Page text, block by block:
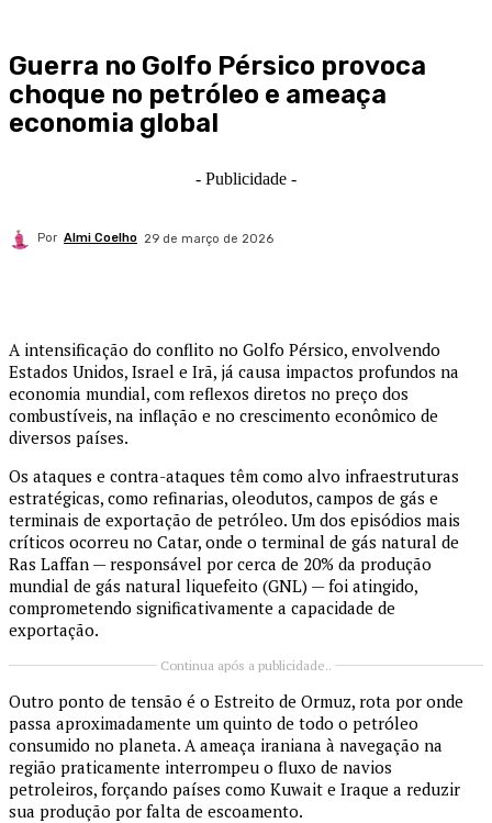
Guerra no Golfo Pérsico provoca
choque no petróleo e ameaça
economia global
- Publicidade -
Por Almi Coelho 29 de março de 2026
A intensificação do conflito no Golfo Pérsico, envolvendo
Estados Unidos, Israel e Irã, já causa impactos profundos na
economia mundial, com reflexos diretos no preço dos
combustíveis, na inflação e no crescimento econômico de
diversos países.
Os ataques e contra-ataques têm como alvo infraestruturas
estratégicas, como refinarias, oleodutos, campos de gás e
terminais de exportação de petróleo. Um dos episódios mais
críticos ocorreu no Catar, onde o terminal de gás natural de
Ras Laffan — responsável por cerca de 20% da produção
mundial de gás natural liquefeito (GNL) — foi atingido,
comprometendo significativamente a capacidade de
exportação.
Continua após a publicidade..
Outro ponto de tensão é o Estreito de Ormuz, rota por onde
passa aproximadamente um quinto de todo o petróleo
consumido no planeta. A ameaça iraniana à navegação na
região praticamente interrompeu o fluxo de navios
petroleiros, forçando países como Kuwait e Iraque a reduzir
sua produção por falta de escoamento.